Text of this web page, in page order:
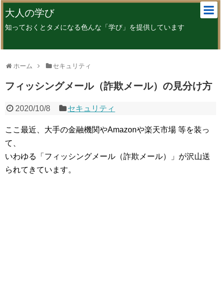
大人の学び
知っておくとタメになる色んな「学び」を提供しています
ホーム セキュリティ
フィッシングメール（詐欺メール）の見分け方
2020/10/8 セキュリティ
ここ最近、大手の金融機関やAmazonや楽天市場 等を装っ
て、
いわゆる「フィッシングメール（詐欺メール）」が沢山送
られてきています。